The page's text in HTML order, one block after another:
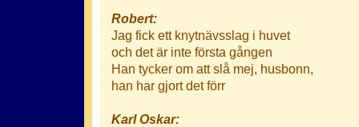
Robert:
Jag fick ett knytnävsslag i huvet
och det är inte första gången
Han tycker om att slå mej, husbonn,
han har gjort det förr
Karl Oskar: